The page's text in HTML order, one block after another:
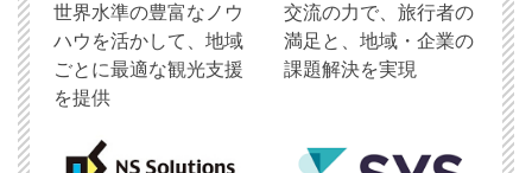
世界水準の豊富なノウ
ハウを活かして、地域
ごとに最適な観光支援
を提供
交流の力で、旅行者の
満足と、地域・企業の
課題解決を実現